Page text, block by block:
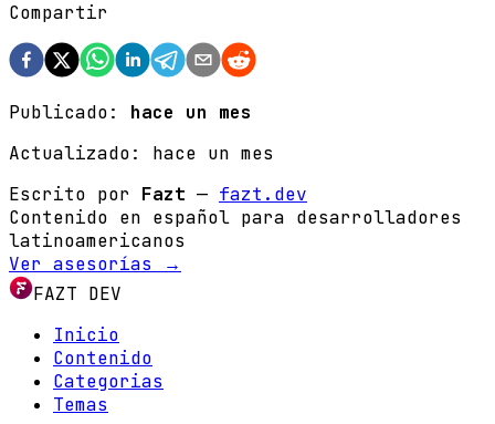
Compartir
Publicado:
hace un mes
Actualizado: hace un mes
Escrito por Fazt — fazt.dev
Contenido en español para desarrolladores
latinoamericanos
Ver asesorías →
FAZT DEV
Inicio
Contenido
Categorias
Temas